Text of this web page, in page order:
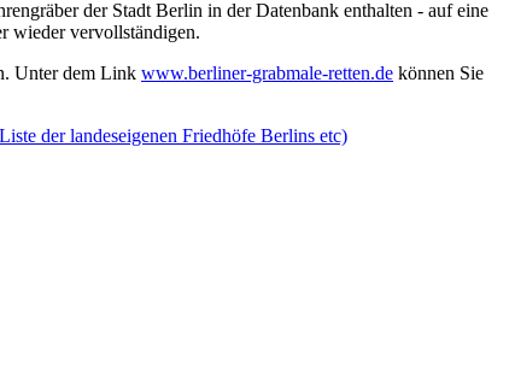
der Stadt Berlin in der Datenbank enthalten - auf eine
wieder vervollständigen.
Unter dem Link www.berliner-grabmale-retten.de können Sie
der landeseigenen Friedhöfe Berlins etc)